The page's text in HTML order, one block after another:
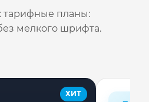
тарифные планы:
мелкого шрифта.
ХИТ